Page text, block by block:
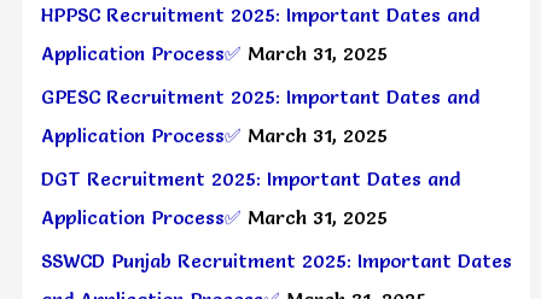
HPPSC Recruitment 2025: Important Dates and
Application Process✅ March 31, 2025
GPESC Recruitment 2025: Important Dates and
Application Process✅ March 31, 2025
DGT Recruitment 2025: Important Dates and
Application Process✅ March 31, 2025
SSWCD Punjab Recruitment 2025: Important Dates